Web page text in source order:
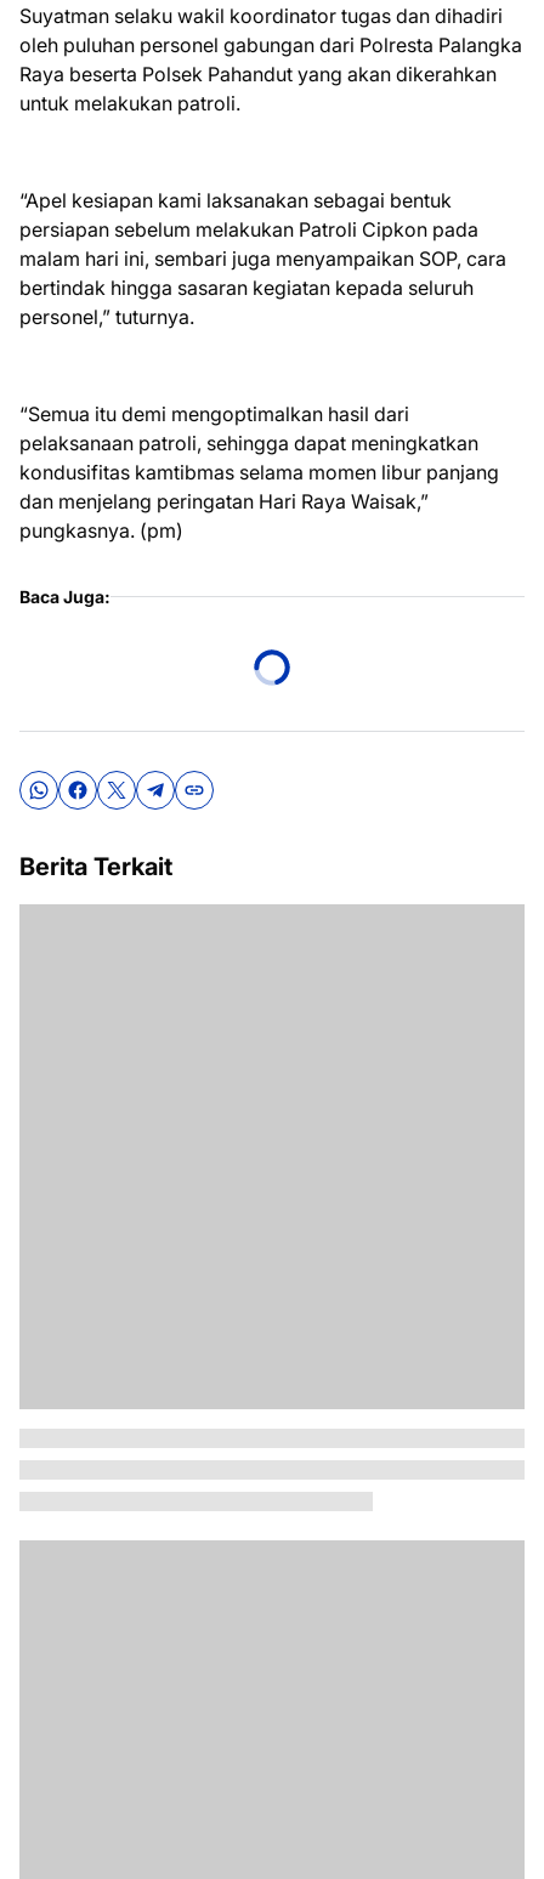
Suyatman selaku wakil koordinator tugas dan dihadiri
oleh puluhan personel gabungan dari Polresta Palangka
Raya beserta Polsek Pahandut yang akan dikerahkan
untuk melakukan patroli.
“Apel kesiapan kami laksanakan sebagai bentuk
persiapan sebelum melakukan Patroli Cipkon pada
malam hari ini, sembari juga menyampaikan SOP, cara
bertindak hingga sasaran kegiatan kepada seluruh
personel,” tuturnya.
“Semua itu demi mengoptimalkan hasil dari
pelaksanaan patroli, sehingga dapat meningkatkan
kondusifitas kamtibmas selama momen libur panjang
dan menjelang peringatan Hari Raya Waisak,”
pungkasnya. (pm)
Baca Juga:
Berita Terkait